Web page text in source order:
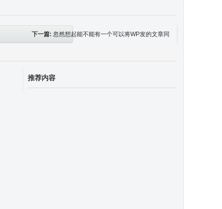
下一篇:忽然想起能不能有一个可以将WP发的文章同
推荐内容